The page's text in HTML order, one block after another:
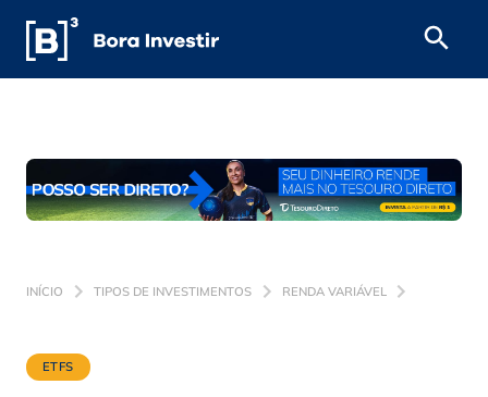
INÍCIO TIPOS DE INVESTIMENTOS RENDA VARIÁVEL
ETFS